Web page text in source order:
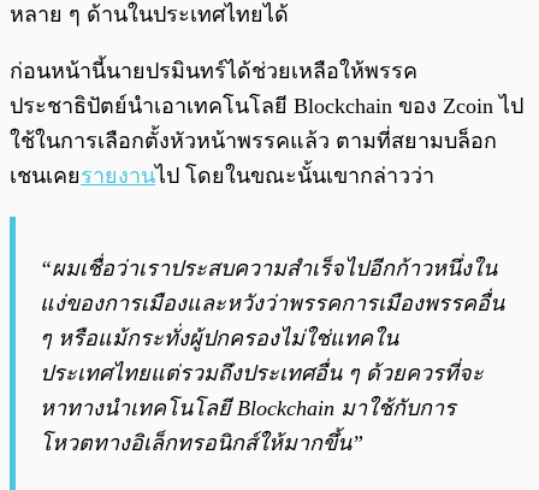
หลาย ๆ ด้านในประเทศไทยได้
ก่อนหน้านี้นายปรมินทร์ได้ช่วยเหลือให้พรรค
ประชาธิปัตย์นำเอาเทคโนโลยี Blockchain ของ Zcoin ไป
ใช้ในการเลือกตั้งหัวหน้าพรรคแล้ว ตามที่สยามบล็อก
เชนเคยรายงานไป โดยในขณะนั้นเขากล่าวว่า
“ผมเชื่อว่าเราประสบความสำเร็จไปอีกก้าวหนึ่งใน
แง่ของการเมืองและหวังว่าพรรคการเมืองพรรคอื่น
ๆ หรือแม้กระทั่งผู้ปกครองไม่ใช่แทคใน
ประเทศไทยแต่รวมถึงประเทศอื่น ๆ ด้วยควรที่จะ
หาทางนำเทคโนโลยี Blockchain มาใช้กับการ
โหวตทางอิเล็กทรอนิกส์ให้มากขึ้น”